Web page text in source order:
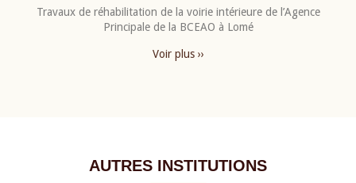
Travaux de réhabilitation de la voirie intérieure de l’Agence
Principale de la BCEAO à Lomé
Voir plus ››
AUTRES INSTITUTIONS